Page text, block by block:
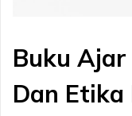
Buku
Dan Etika